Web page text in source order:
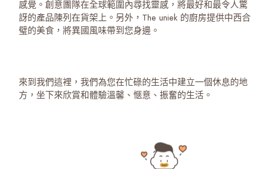
感覺。創意團隊在全球範圍內尋找靈感，將最好和最令人驚
訝的產品陳列在貨架上。另外，The uniek 的廚房提供中西合
璧的美食，將異國風味帶到您身邊。
來到我們這裡，我們為您在忙碌的生活中建立一個休息的地
方，坐下來欣賞和體驗溫馨、愜意、振奮的生活。